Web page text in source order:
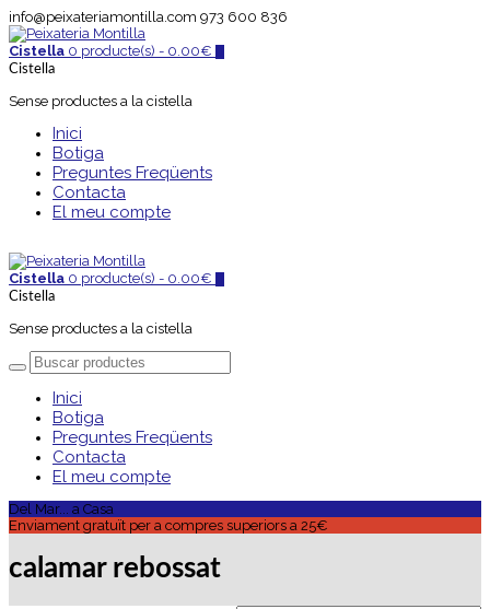
info@peixateriamontilla.com 973 600 836
Cistella 0 producte(s) - 0.00€
Cistella
Sense productes a la cistella
Inici
Botiga
Preguntes Freqüents
Contacta
El meu compte
Cistella 0 producte(s) - 0.00€
Cistella
Sense productes a la cistella
Inici
Botiga
Preguntes Freqüents
Contacta
El meu compte
Del Mar... a Casa
Enviament gratuït per a compres superiors a 25€
calamar rebossat